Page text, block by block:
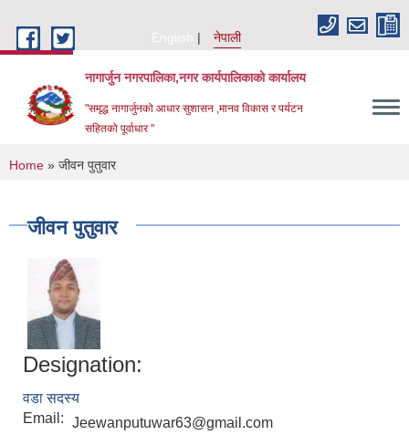
English
नेपाली
नागार्जुन नगरपालिका,नगर कार्यपालिकाको कार्यालय
"समृद्ध नागार्जुनको आधार सुशासन ,मानव विकास र पर्यटन
सहितको पूर्वाधार "
You are here
Home » जीवन पुतुवार
जीवन पुतुवार
Designation:
वडा सदस्य
Email: Jeewanputuwar63@gmail.com